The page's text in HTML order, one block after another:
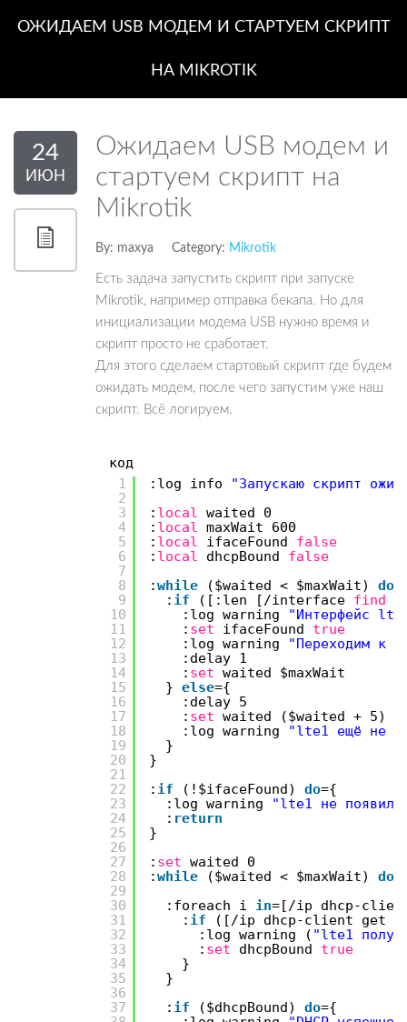
ОЖИДАЕМ USB МОДЕМ И СТАРТУЕМ СКРИПТ
НА MIKROTIK
24
ИЮН
Ожидаем USB модем и
стартуем скрипт на
Mikrotik
By: maxya Category: Mikrotik
Есть задача запустить скрипт при запуске
Mikrotik, например отправка бекапа. Но для
инициализации модема USB нужно время и
скрипт просто не сработает.
Для этого сделаем стартовый скрипт где будем
ожидать модем, после чего запустим уже наш
скрипт. Всё логируем.
код
1
2
3
4
5
6
7
8
9
10
11
12
13
14
15
16
17
18
19
20
21
22
23
24
25
26
27
28
29
30
31
32
33
34
35
36
37
:log info
"Запускаю скрипт
: local waited 0
: local maxWait 600
: local ifaceFound false
: local dhcpBound false
:while ($waited < $maxWait) do
: if ([:len [/interface find
:log warning
"Интерфейс
: set ifaceFound true
:log warning
"Переходим к
:delay 1
: set waited $maxWait
} else={
:delay 5
: set waited ($waited + 5)
:log warning
"lte1 ещё не
}
}
: if (!$ifaceFound) do={
:log warning
"lte1 не
: return
}
: set waited 0
:while ($waited < $maxWait) do
:foreach i in=[/ip
dhcp-
: if ([/ip
dhcp-client get
:log warning ( "lte1
: set dhcpBound true
}
}
: if ($dhcpBound) do={